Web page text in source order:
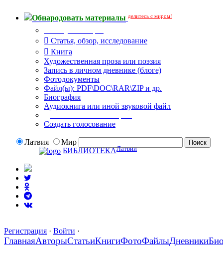
Обнародовать материалы делитесь с миром!
Статья, обзор, исследование
Книга
Художественная проза или поэзия
Запись в личном дневнике (блоге)
Фотодокументы
Файл(ы): PDF\DOC\RAR\ZIP и др.
Биография
Аудиокнига или иной звуковой файл
Создать голосование
Латвия
Мир
БИБЛИОТЕКАЛатвии
Регистрация · Войти ·
ГлавнаяАвторыСтатьиКнигиФотоФайлыДневники